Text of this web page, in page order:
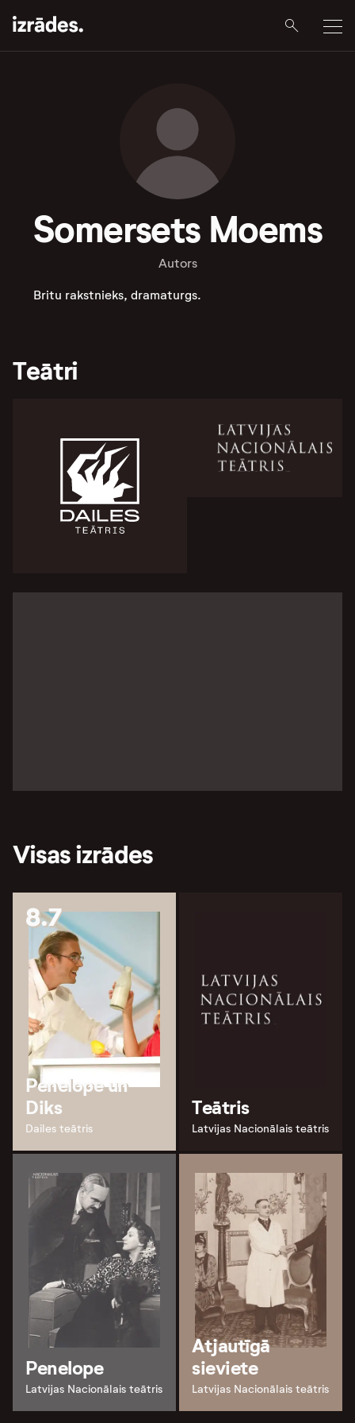
Somersets Moems
Autors
Britu rakstnieks, dramaturgs.
Teātri
Visas izrādes
8.7
Penelope un
Diks
Dailes teātris
Teātris
Latvijas Nacionālais teātris
Penelope
Latvijas Nacionālais teātris
Atjautīgā
sieviete
Latvijas Nacionālais teātris